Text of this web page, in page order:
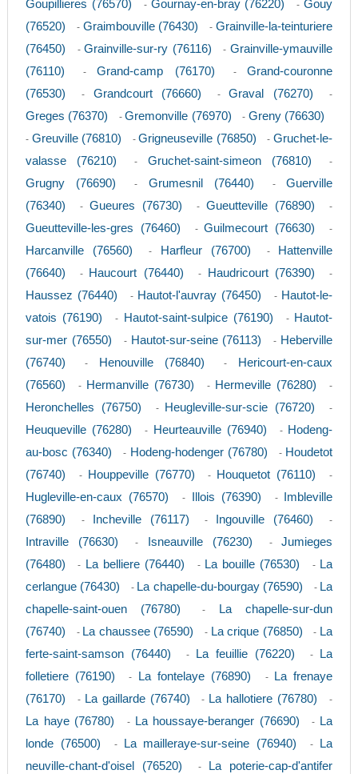
Goupillieres (76570) - Gournay-en-bray (76220) -Gouy
(76520)
- Graimbouville (76430) -Grainville-la-teinturiere
(76450)
-Grainville-sur-ry (76116) -Grainville-ymauville
(76110)
-Grand-camp (76170) -Grand-couronne
(76530)
- Grandcourt (76660) -Graval (76270) -
Greges (76370) -Gremonville (76970) - Greny (76630)
- Greuville (76810) -Grigneuseville (76850) -Gruchet-le-
valasse (76210)
- Gruchet-saint-simeon (76810) -
Grugny (76690) - Grumesnil (76440) -Guerville
(76340)
- Gueures (76730) -Gueutteville (76890) -
Gueutteville-les-gres (76460) -Guilmecourt (76630) -
Harcanville (76560) - Harfleur (76700) -
Hattenville
(76640)
- Haucourt (76440) - Haudricourt (76390) -
Haussez (76440) - Hautot-l'auvray (76450) - Hautot-le-
vatois (76190)
- Hautot-saint-sulpice (76190) - Hautot-
sur-mer (76550)
- Hautot-sur-seine (76113) - Heberville
(76740)
- Henouville (76840) -
Hericourt-en-caux
(76560)
- Hermanville (76730) - Hermeville (76280) -
Heronchelles (76750) - Heugleville-sur-scie (76720) -
Heuqueville (76280) - Heurteauville (76940) - Hodeng-
au-bosc (76340)
- Hodeng-hodenger (76780) - Houdetot
(76740)
- Houppeville (76770) - Houquetot (76110) -
Hugleville-en-caux (76570) - Illois (76390) -
Imbleville
(76890)
- Incheville (76117) - Ingouville (76460) -
Intraville (76630) - Isneauville (76230) -Jumieges
(76480)
- La belliere (76440) - La bouille (76530) - La
cerlangue (76430)
- La chapelle-du-bourgay (76590) - La
chapelle-saint-ouen (76780)
-
La chapelle-sur-dun
(76740)
- La chaussee (76590) - La crique (76850) - La
ferte-saint-samson (76440)
- La feuillie (76220) -
La
folletiere (76190)
- La fontelaye (76890) -
La frenaye
(76170)
- La gaillarde (76740) - La hallotiere (76780) -
La haye (76780) - La houssaye-beranger (76690) - La
londe (76500)
- La mailleraye-sur-seine (76940) -
La
neuville-chant-d'oisel (76520)
-
La poterie-cap-d'antifer